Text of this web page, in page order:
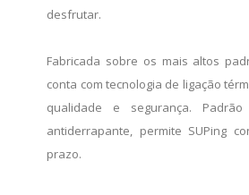
desfrutar.
Fabricada sobre os mais altos
conta com tecnologia de ligação
qualidade e segurança.
antiderrapante, permite SUPing
prazo.